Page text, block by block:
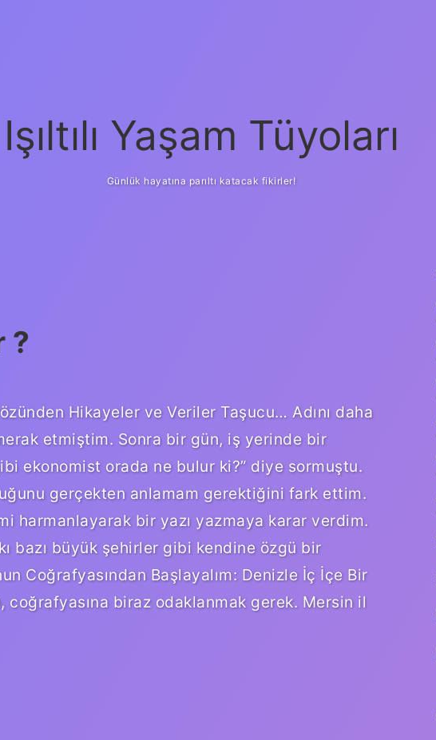
Işıltılı Yaşam Tüyoları
Günlük hayatına parıltı katacak fikirler!
?
Hikayeler ve Veriler Taşucu… Adını daha
etmiştim. Sonra bir gün, iş yerinde bir
ekonomist orada ne bulur ki?” diye sormuştu.
gerçekten anlamam gerektiğini fark ettim.
harmanlayarak bir yazı yazmaya karar verdim.
bazı büyük şehirler gibi kendine özgü bir
Coğrafyasından Başlayalım: Denizle İç İçe Bir
coğrafyasına biraz odaklanmak gerek. Mersin il